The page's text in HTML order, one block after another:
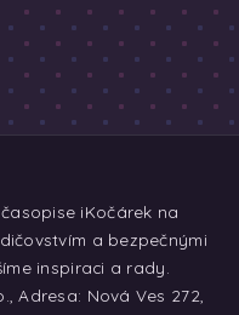
iKočárek na
a bezpečnými
inspiraci a rady.
Adresa: Nová Ves 272,